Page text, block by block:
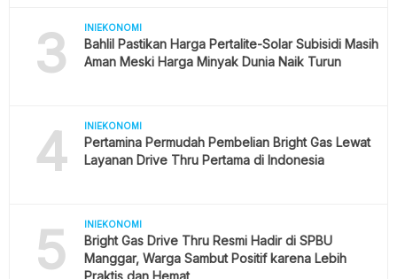
3 INIEKONOMI
Bahlil Pastikan Harga Pertalite-Solar Subisidi Masih
Aman Meski Harga Minyak Dunia Naik Turun
4 INIEKONOMI
Pertamina Permudah Pembelian Bright Gas Lewat
Layanan Drive Thru Pertama di Indonesia
5 INIEKONOMI
Bright Gas Drive Thru Resmi Hadir di SPBU
Manggar, Warga Sambut Positif karena Lebih
Praktis dan Hemat